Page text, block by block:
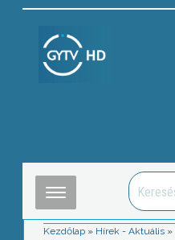
Kezdőlap » Hírek - Aktuális »